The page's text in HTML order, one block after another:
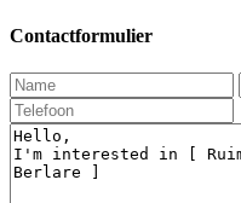
Contactformulier